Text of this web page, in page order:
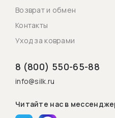
Возврат и обмен
Контакты
Уход за коврами
8 (800) 550-65-88
info@silk.ru
Читайте нас в